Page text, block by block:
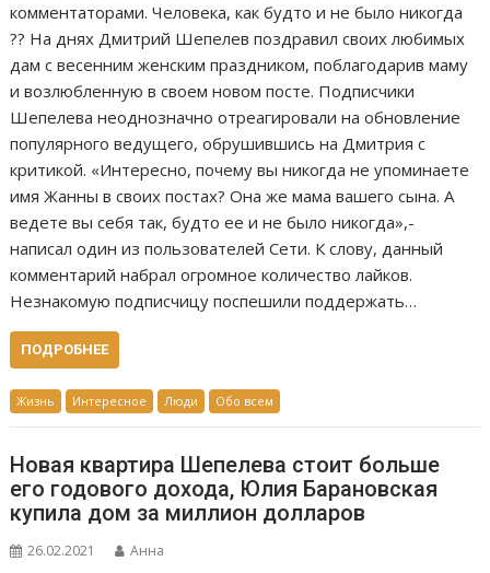
комментаторами. Человека, как будто и не было никогда
?? На днях Дмитрий Шепелев поздравил своих любимых
дам с весенним женским праздником, поблагодарив маму
и возлюбленную в своем новом посте. Подписчики
Шепелева неоднозначно отреагировали на обновление
популярного ведущего, обрушившись на Дмитрия с
критикой. «Интересно, почему вы никогда не упоминаете
имя Жанны в своих постах? Она же мама вашего сына. А
ведете вы себя так, будто ее и не было никогда»,-
написал один из пользователей Сети. К слову, данный
комментарий набрал огромное количество лайков.
Незнакомую подписчицу поспешили поддержать…
ПОДРОБНЕЕ
Жизнь Интересное Люди Обо всем
Новая квартира Шепелева стоит больше
его годового дохода, Юлия Барановская
купила дом за миллион долларов
26.02.2021 Анна